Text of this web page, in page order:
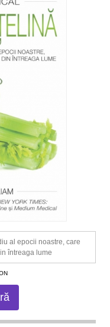
al epocii noastre, care
întreaga lume